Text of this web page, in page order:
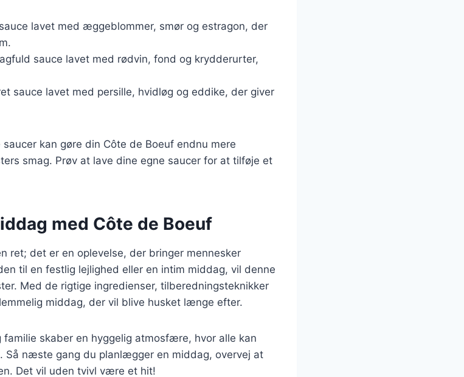
lavet med æggeblommer, smør og estragon, der
sauce lavet med rødvin, fond og krydderurter,
sauce lavet med persille, hvidløg og eddike, der giver
kan gøre din Côte de Boeuf endnu mere
smag. Prøv at lave dine egne saucer for at tilføje et
med Côte de Boeuf
ret; det er en oplevelse, der bringer mennesker
til en festlig lejlighed eller en intim middag, vil denne
Med de rigtige ingredienser, tilberedningsteknikker
middag, der vil blive husket længe efter.
skaber en hyggelig atmosfære, hvor alle kan
Så næste gang du planlægger en middag, overvej at
Det vil uden tvivl være et hit!